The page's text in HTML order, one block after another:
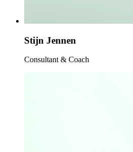
Stijn Jennen
Consultant & Coach